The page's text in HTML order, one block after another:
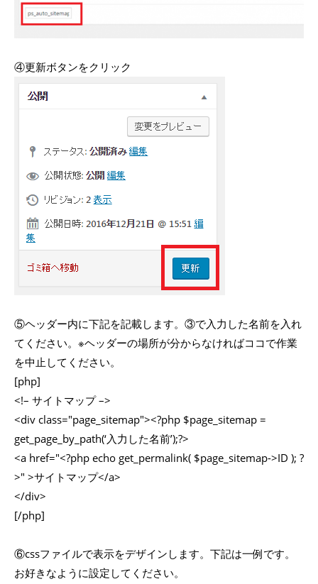
④更新ボタンをクリック
⑤ヘッダー内に下記を記載します。③で入力した名前を入れ
てください。※ヘッダーの場所が分からなければココで作業
を中止してください。
[php]
<!– サイトマップ –>
<div class="page_sitemap"><?php $page_sitemap =
get_page_by_path(‘入力した名前’);?>
<a href="<?php echo get_permalink( $page_sitemap->ID ); ?
>" >サイトマップ</a>
</div>
[/php]
⑥cssファイルで表示をデザインします。下記は一例です。
お好きなように設定してください。